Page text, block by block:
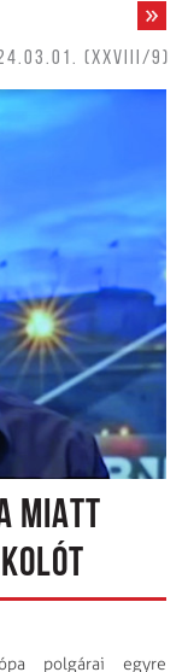
(XXVIII/9)
MIATT
polgárai egyre